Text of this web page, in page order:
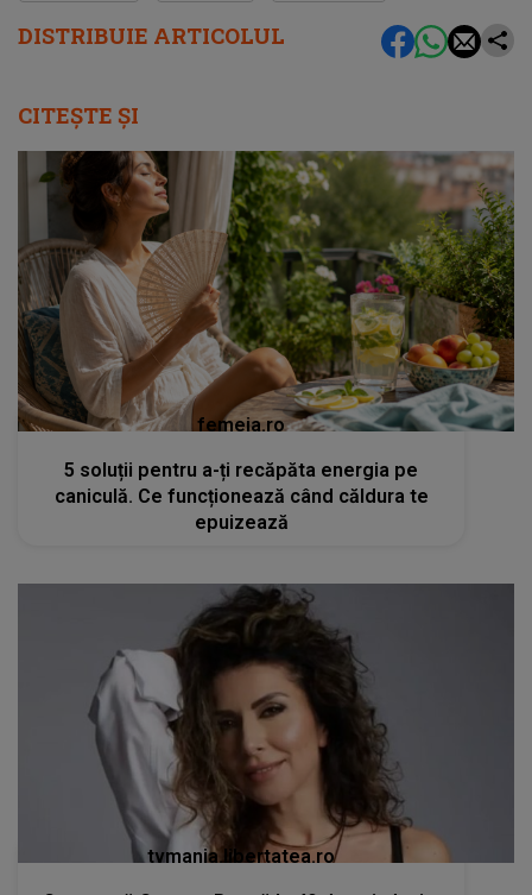
DISTRIBUIE ARTICOLUL
CITEȘTE ȘI
femeia.ro
5 soluții pentru a-ți recăpăta energia pe
caniculă. Ce funcționează când căldura te
epuizează
tvmania.libertatea.ro